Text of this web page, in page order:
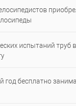
испытаний труб
год бесплатно